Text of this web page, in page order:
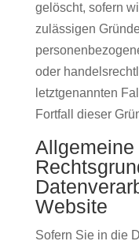
gelöscht, sofern
zulässigen
oder
letztgenannten
Fortfall dieser
Website
Sofern Sie in die